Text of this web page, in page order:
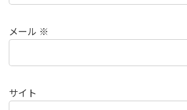
メール ※
サイト